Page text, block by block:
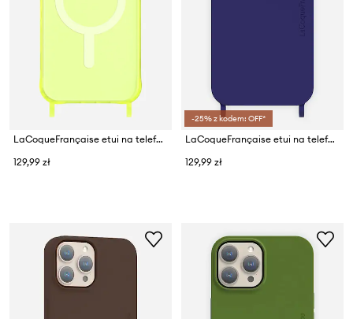
LaCoqueFrançaise etui na telefon iPhone 16
129,99 zł
-25% z kodem: OFF*
LaCoqueFrançaise etui na telefon IP 16 pm
129,99 zł